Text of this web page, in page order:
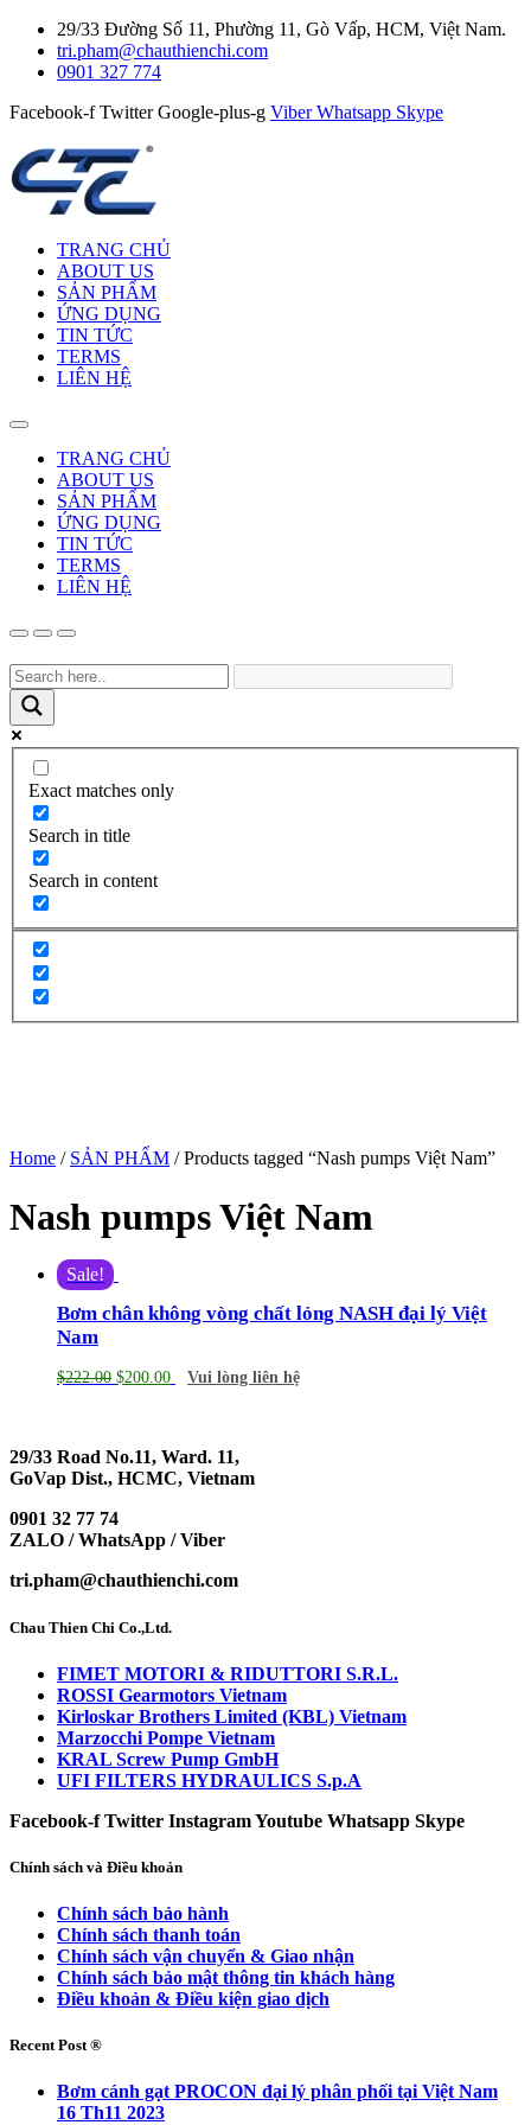
29/33 Đường Số 11, Phường 11, Gò Vấp, HCM, Việt Nam.
tri.pham@chauthienchi.com
0901 327 774
Facebook-f Twitter Google-plus-g Viber Whatsapp Skype
TRANG CHỦ
ABOUT US
SẢN PHẨM
ỨNG DỤNG
TIN TỨC
TERMS
LIÊN HỆ
TRANG CHỦ
ABOUT US
SẢN PHẨM
ỨNG DỤNG
TIN TỨC
TERMS
LIÊN HỆ
Exact matches only
Search in title
Search in content
Home / SẢN PHẨM / Products tagged “Nash pumps Việt Nam”
Nash pumps Việt Nam
Sale!
Bơm chân không vòng chất lỏng NASH đại lý Việt
Nam
$222.00 $200.00 Vui lòng liên hệ
29/33 Road No.11, Ward. 11,
GoVap Dist., HCMC, Vietnam
0901 32 77 74
ZALO / WhatsApp / Viber
tri.pham@chauthienchi.com
Chau Thien Chi Co.,Ltd.
FIMET MOTORI & RIDUTTORI S.R.L.
ROSSI Gearmotors Vietnam
Kirloskar Brothers Limited (KBL) Vietnam
Marzocchi Pompe Vietnam
KRAL Screw Pump GmbH
UFI FILTERS HYDRAULICS S.p.A
Facebook-f Twitter InstagramYoutube Whatsapp Skype
Chính sách và Điều khoản
Chính sách bảo hành
Chính sách thanh toán
Chính sách vận chuyển & Giao nhận
Chính sách bảo mật thông tin khách hàng
Điều khoản & Điều kiện giao dịch
Recent Post ®
Bơm cánh gạt PROCON đại lý phân phối tại Việt Nam
16 Th11 2023